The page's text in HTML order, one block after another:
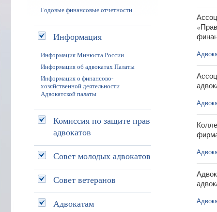
Годовые финансовые отчетности
Информация
Информация Минюста России
Информация об адвокатах Палаты
Информация о финансово-
хозяйственной деятельности
Адвокатской палаты
Комиссия по защите прав
адвокатов
Совет молодых адвокатов
Совет ветеранов
Адвокатам